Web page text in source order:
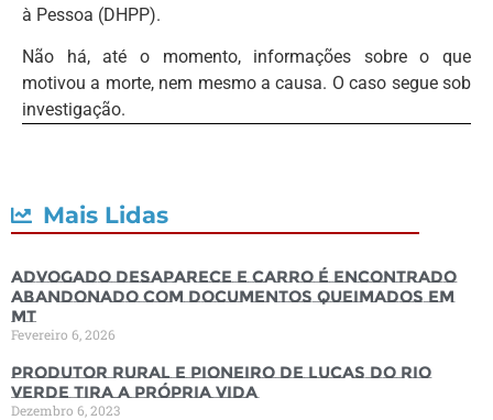
à Pessoa (DHPP).
Não há, até o momento, informações sobre o que
motivou a morte, nem mesmo a causa. O caso segue sob
investigação.
Mais Lidas
Advogado desaparece e carro é encontrado
abandonado com documentos queimados em
MT
Fevereiro 6, 2026
Produtor rural e pioneiro de Lucas do Rio
Verde tira a própria vida
Dezembro 6, 2023